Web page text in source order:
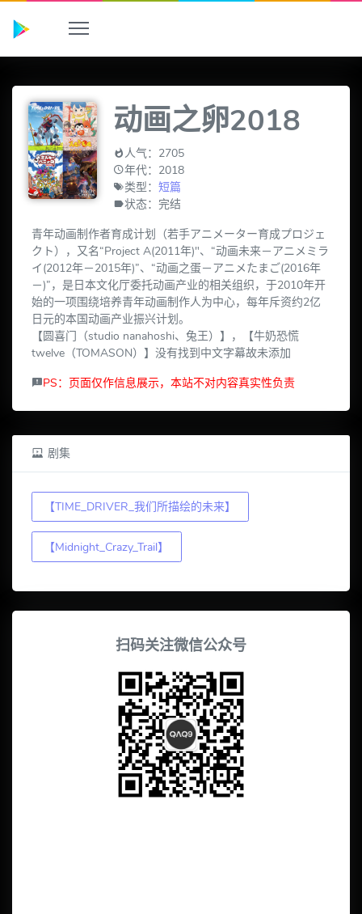
动画之卵2018
人气：2705
年代：2018
类型： 短篇
状态：完结
青年动画制作者育成计划（若手アニメーター育成プロジェ
クト），又名“Project A(2011年)"、“动画未来－アニメミラ
イ(2012年－2015年)”、“动画之蛋－アニメたまご(2016年
－)”，是日本文化厅委托动画产业的相关组织，于2010年开
始的一项围绕培养青年动画制作人为中心，每年斥资约2亿
日元的本国动画产业振兴计划。
【圆喜门（studio nanahoshi、兔王）】，【牛奶恐慌
twelve（TOMASON）】没有找到中文字幕故未添加
PS：页面仅作信息展示，本站不对内容真实性负责
剧集
【TIME_DRIVER_我们所描绘的未来】
【Midnight_Crazy_Trail】
扫码关注微信公众号